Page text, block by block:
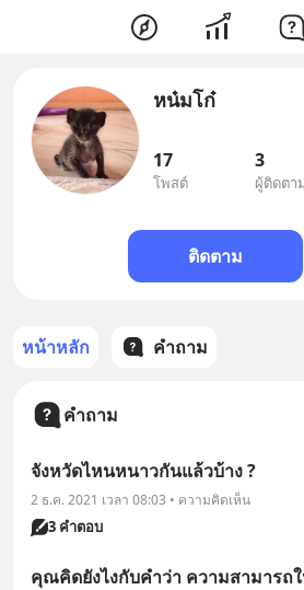
หน๋มโก๋
17
โพสต์
3
ผู้ติดตา
ติดตาม
หน้าหลัก คำถาม
คำถาม
จังหวัดไหนหนาวกันแล้วบ้าง ?
2 ธ.ค. 2021 เวลา 08:03 • ความคิดเห็น
3 คำตอบ
คุณคิดยังไงกับคำว่า ความสามารถ